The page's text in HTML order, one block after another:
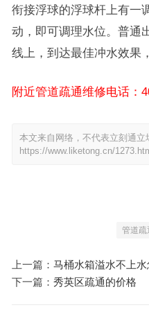
衔接浮球的浮球杆上有一
动，即可调理水位。普通
线上，到达最佳冲水效果
附近管道疏通维修电话：
本文来自网络，不代表立刻通立
https://www.liketong.cn/
管道疏
上一篇： 马桶水箱溢水不上
下一篇： 秀英区疏通的价格